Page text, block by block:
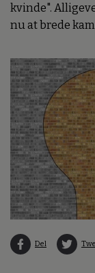
kvinde".
nu at brede
Del